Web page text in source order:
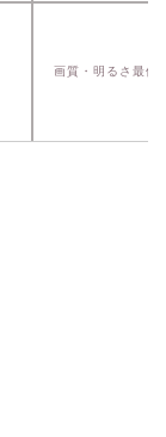
画質・明るさ最優